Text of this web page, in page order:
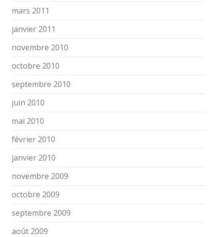
mars 2011
janvier 2011
novembre 2010
octobre 2010
septembre 2010
juin 2010
mai 2010
février 2010
janvier 2010
novembre 2009
octobre 2009
septembre 2009
août 2009